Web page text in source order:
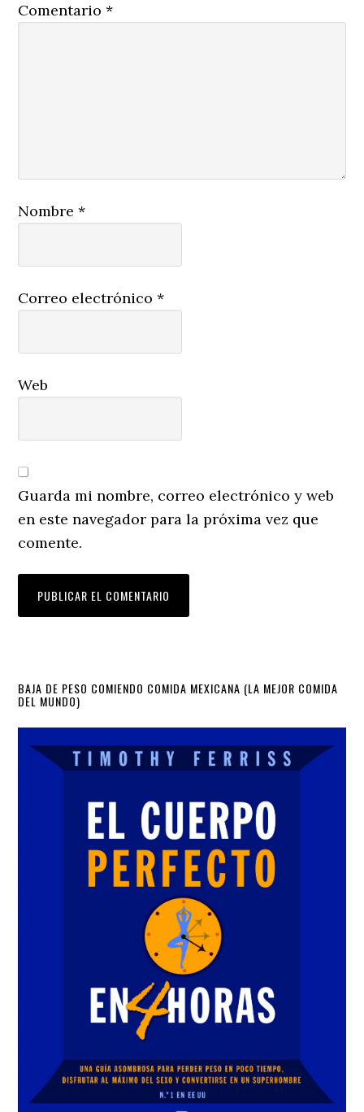
Comentario*
Nombre*
Correo electrónico*
Web
Guarda mi nombre, correo electrónico y web
en este navegador para la próxima vez que
comente.
Primary
Sidebar
BAJA DE PESO COMIENDO COMIDA MEXICANA (LA MEJOR COMIDA
DEL MUNDO)